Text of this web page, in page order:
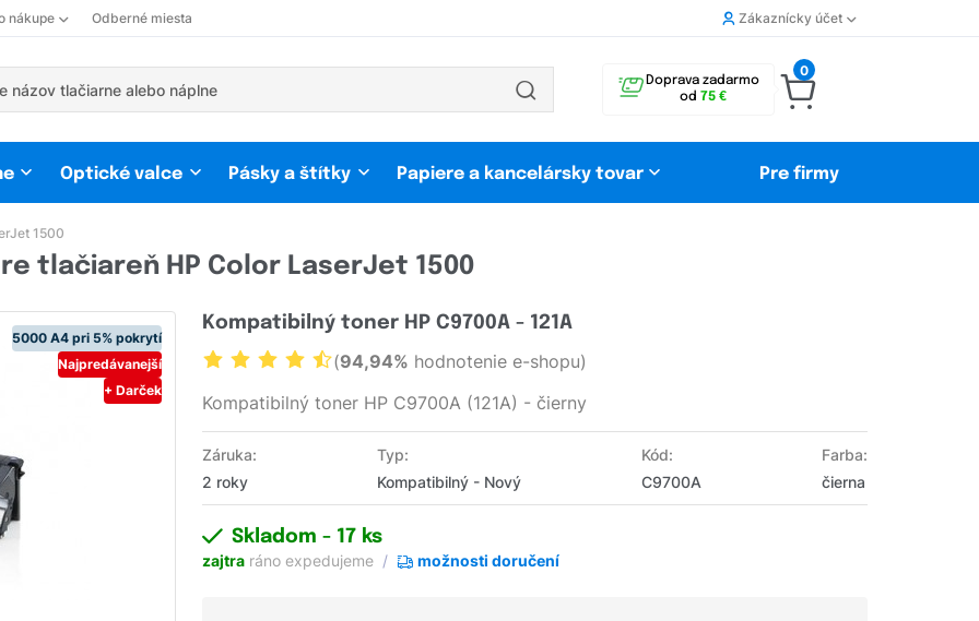
nákupe Odberné miesta Zákaznícky účet
Doprava zadarmo
od 75 €
0
Optické valce Pásky a štítky Papiere a kancelársky tovar Pre firmy
1500
tlačiareň HP Color LaserJet 1500
5000 A4 pri 5% pokrytí
Najpredávanejší
+ Darček
Kompatibilný toner HP C9700A - 121A
(94,94% hodnotenie e-shopu)
Kompatibilný toner HP C9700A (121A) - čierny
Záruka:
2 roky
Typ:
Kompatibilný - Nový
Kód:
C9700A
Farba:
čierna
Skladom- 17 ks
zajtra ráno expedujeme možnosti doručení